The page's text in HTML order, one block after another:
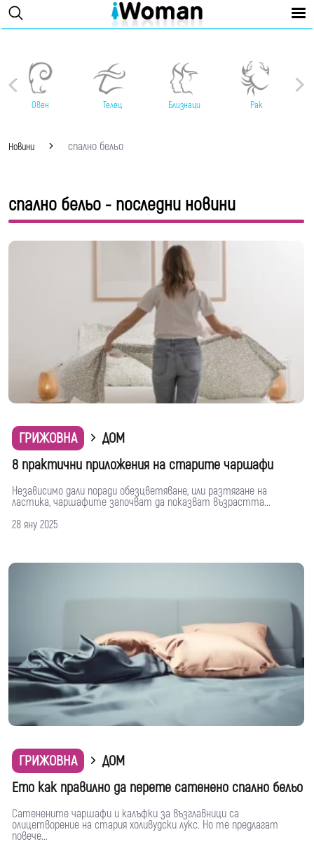
Овен Телец Близнаци Рак
Новини спално бельо
спално бельо - последни новини
ГРИЖОВНА
ДОМ
8 практични приложения на старите чаршафи
Независимо дали поради обезцветяване, или разтягане на
ластика, чаршафите започват да показват възрастта...
28 яну 2025
ГРИЖОВНА
ДОМ
Ето как правилно да перете сатенено спално бельо
Сатенените чаршафи и калъфки за възглавници са
олицетворение на стария холивудски лукс. Но те предлагат
повече...